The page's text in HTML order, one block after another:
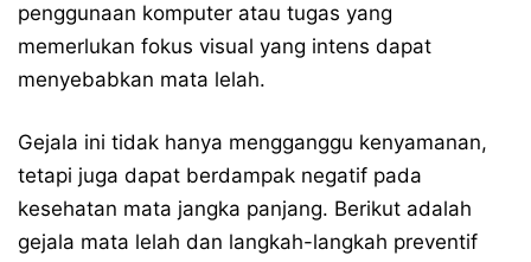
penggunaan komputer atau tugas yang
memerlukan fokus visual yang intens dapat
menyebabkan mata lelah.
Gejala ini tidak hanya mengganggu kenyamanan,
tetapi juga dapat berdampak negatif pada
kesehatan mata jangka panjang. Berikut adalah
gejala mata lelah dan langkah-langkah preventif